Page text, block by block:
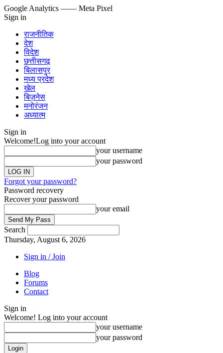
Google Analytics —— Meta Pixel
Sign in
राजनीतिक
देश
विदेश
छत्तीसगढ़
बिलासपुर
मध्य प्रदेश
खेल
बिज़नेस
मनोरंजन
अध्यात्म
Sign in
Welcome!Log into your account
your username
your password
Forgot your password?
Password recovery
Recover your password
your email
Search
Thursday, August 6, 2026
Sign in / Join
Blog
Forums
Contact
Sign in
Welcome! Log into your account
your username
your password